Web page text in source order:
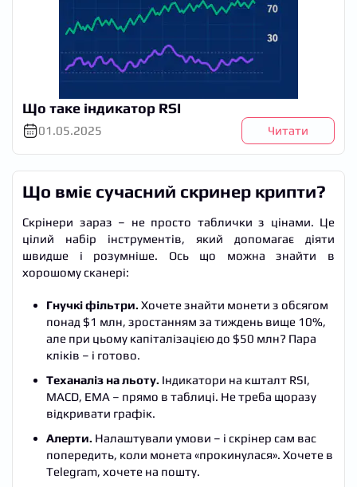
Що таке індикатор RSI
01.05.2025 Читати
Що вміє сучасний скринер крипти?
Скрінери зараз – не просто таблички з цінами. Це
цілий набір інструментів, який допомагає діяти
швидше і розумніше. Ось що можна знайти в
хорошому сканері:
Гнучкі фільтри.Хочете знайти монети з обсягом
понад $1 млн, зростанням за тиждень вище 10%,
але при цьому капіталізацією до $50 млн? Пара
кліків – і готово.
Теханаліз на льоту. Індикатори на кшталт RSI,
MACD, EMA – прямо в таблиці. Не треба щоразу
відкривати графік.
Алерти. Налаштували умови – і скрінер сам вас
попередить, коли монета «прокинулася». Хочете в
Telegram, хочете на пошту.